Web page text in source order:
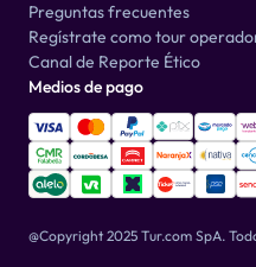
Preguntas frecuentes
Regístrate como tour
Canal de Reporte Ético
Medios de pago
@Copyright 2025 Tur.com SpA.